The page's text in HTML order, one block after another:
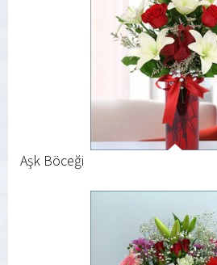
Aşk Böceği